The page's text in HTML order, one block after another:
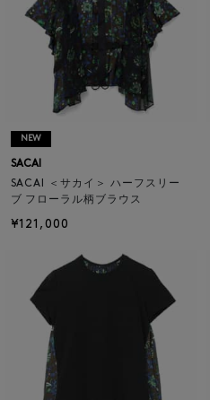
NEW
SACAI
SACAI ＜サカイ＞ ハーフスリー
ブ フローラル柄ブラウス
¥121,000